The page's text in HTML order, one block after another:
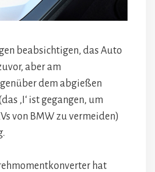
beabsichtigen, das Auto
aber am
dem abgießen
‚I‘ ist gegangen, um
von BMW zu vermeiden)
hat